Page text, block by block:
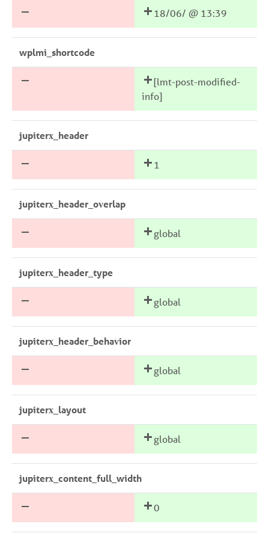
18/06/ @ 13:39
wplmi_shortcode
[lmt-post-modified-
info]
jupiterx_header
1
jupiterx_header_overlap
global
jupiterx_header_type
global
jupiterx_header_behavior
global
jupiterx_layout
global
jupiterx_content_full_width
0